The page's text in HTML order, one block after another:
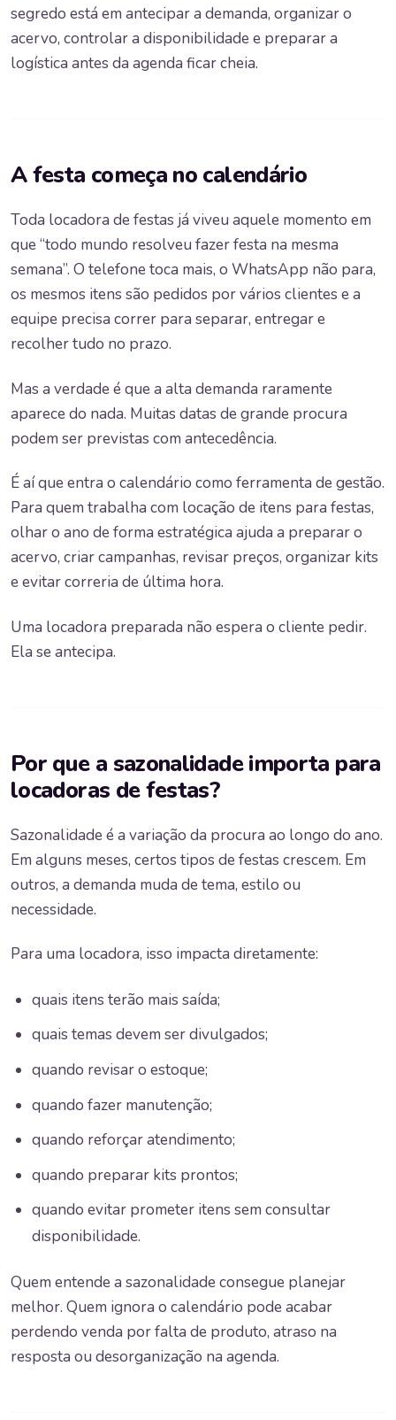
segredo está em antecipar a demanda, organizar o
acervo, controlar a disponibilidade e preparar a
logística antes da agenda ficar cheia.
A festa começa no calendário
Toda locadora de festas já viveu aquele momento em
que “todo mundo resolveu fazer festa na mesma
semana”. O telefone toca mais, o WhatsApp não para,
os mesmos itens são pedidos por vários clientes e a
equipe precisa correr para separar, entregar e
recolher tudo no prazo.
Mas a verdade é que a alta demanda raramente
aparece do nada. Muitas datas de grande procura
podem ser previstas com antecedência.
É aí que entra o calendário como ferramenta de gestão.
Para quem trabalha com locação de itens para festas,
olhar o ano de forma estratégica ajuda a preparar o
acervo, criar campanhas, revisar preços, organizar kits
e evitar correria de última hora.
Uma locadora preparada não espera o cliente pedir.
Ela se antecipa.
Por que a sazonalidade importa para
locadoras de festas?
Sazonalidade é a variação da procura ao longo do ano.
Em alguns meses, certos tipos de festas crescem. Em
outros, a demanda muda de tema, estilo ou
necessidade.
Para uma locadora, isso impacta diretamente:
quais itens terão mais saída;
quais temas devem ser divulgados;
quando revisar o estoque;
quando fazer manutenção;
quando reforçar atendimento;
quando preparar kits prontos;
quando evitar prometer itens sem consultar
disponibilidade.
Quem entende a sazonalidade consegue planejar
melhor. Quem ignora o calendário pode acabar
perdendo venda por falta de produto, atraso na
resposta ou desorganização na agenda.